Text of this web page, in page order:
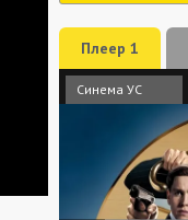
Плеер 1
Синема УС